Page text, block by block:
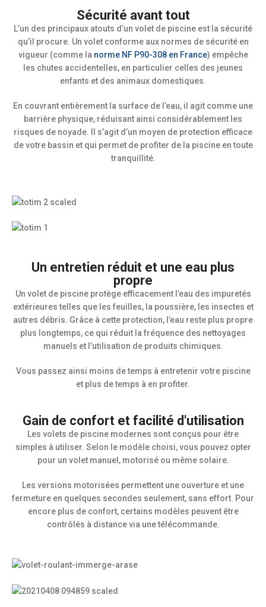
Sécurité avant tout
L’un des principaux atouts d’un volet de piscine est la sécurité
qu’il procure. Un volet conforme aux normes de sécurité en
vigueur (comme la norme NF P90-308 en France) empêche
les chutes accidentelles, en particulier celles des jeunes
enfants et des animaux domestiques.
En couvrant entièrement la surface de l’eau, il agit comme une
barrière physique, réduisant ainsi considérablement les
risques de noyade. Il s’agit d’un moyen de protection efficace
de votre bassin et qui permet de profiter de la piscine en toute
tranquillité.
Un entretien réduit et une eau plus
propre
Un volet de piscine protège efficacement l’eau des impuretés
extérieures telles que les feuilles, la poussière, les insectes et
autres débris. Grâce à cette protection, l’eau reste plus propre
plus longtemps, ce qui réduit la fréquence des nettoyages
manuels et l’utilisation de produits chimiques.
Vous passez ainsi moins de temps à entretenir votre piscine
et plus de temps à en profiter.
Gain de confort et facilité d'utilisation
Les volets de piscine modernes sont conçus pour être
simples à utiliser. Selon le modèle choisi, vous pouvez opter
pour un volet manuel, motorisé ou même solaire.
Les versions motorisées permettent une ouverture et une
fermeture en quelques secondes seulement, sans effort. Pour
encore plus de confort, certains modèles peuvent être
contrôlés à distance via une télécommande.